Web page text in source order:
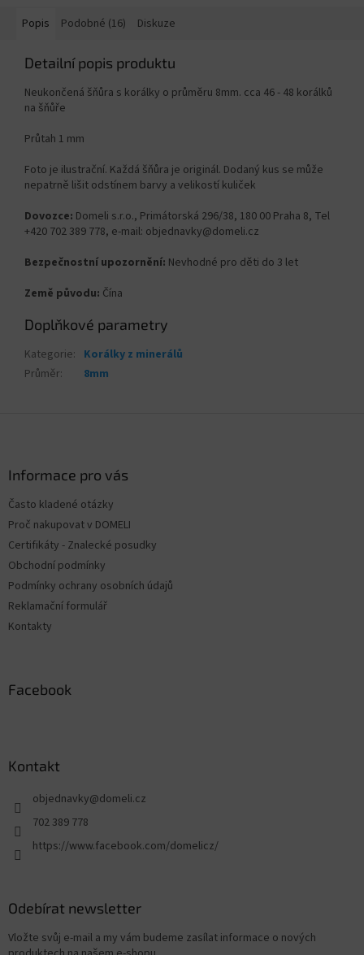
Popis Podobné (16) Diskuze
Detailní popis produktu
Neukončená šňůra s korálky o průměru 8mm. cca 46 - 48 korálků
na šňůře
Průtah 1 mm
Foto je ilustrační. Každá šňůra je originál. Dodaný kus se může
nepatrně lišit odstínem barvy a velikostí kuliček
Dovozce: Domeli s.r.o., Primátorská 296/38, 180 00 Praha 8, Tel
+420 702 389 778, e-mail: objednavky@domeli.cz
Bezpečnostní upozornění: Nevhodné pro děti do 3 let
Země původu: Čína
Doplňkové parametry
Kategorie: Korálky z minerálů
Průměr: 8mm
Informace pro vás
Často kladené otázky
Proč nakupovat v DOMELI
Certifikáty - Znalecké posudky
Obchodní podmínky
Podmínky ochrany osobních údajů
Reklamační formulář
Kontakty
Facebook
Kontakt
objednavky@domeli.cz
702 389 778
https://www.facebook.com/domelicz/
Odebírat newsletter
Vložte svůj e-mail a my vám budeme zasílat informace o nových